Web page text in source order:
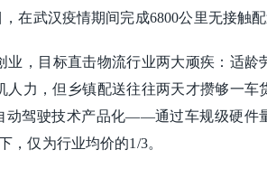
在武汉疫情期间完成6800公里无接触配
业，目标直击物流行业两大顽疾：适龄
力，但乡镇配送往往两天才攒够一车
动驾驶技术产品化——通过车规级硬件
，仅为行业均价的1/3。